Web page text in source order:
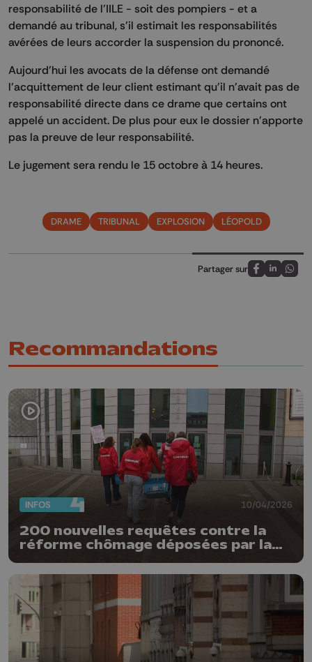
responsabilité de l'IILE - soit des pompiers - et a
demandé au tribunal, s'il estimait les responsabilités
avérées de leurs accorder la suspension du prononcé.
Aujourd'hui les avocats de la défense ont demandé
l'acquittement de leur client estimant qu'il n'avait pas de
responsabilité directe dans ce drame que certains ont
appelé un accident. De plus pour eux le dossier n'apporte
pas la preuve de leur responsabilité.
Le jugement sera rendu le 15 octobre à 14 heures.
DRAME TRIBUNAL EXPLOSION LÉOPOLD
Partager sur
Partagez sur
Partagez
Recommandations
INFOS 10/04/2026
200 nouvelles requêtes contre la
réforme chômage déposées par la